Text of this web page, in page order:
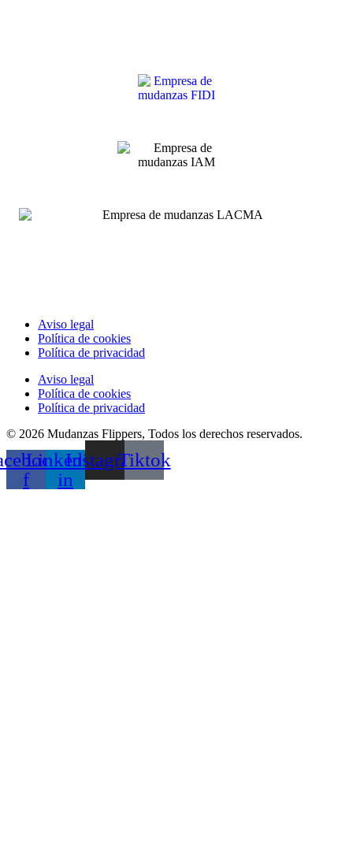
Aviso legal
Política de cookies
Política de privacidad
Aviso legal
Política de cookies
Política de privacidad
© 2026 Mudanzas Flippers, Todos los derechos reservados.
f
Linkedin-
in
InstagramTiktok